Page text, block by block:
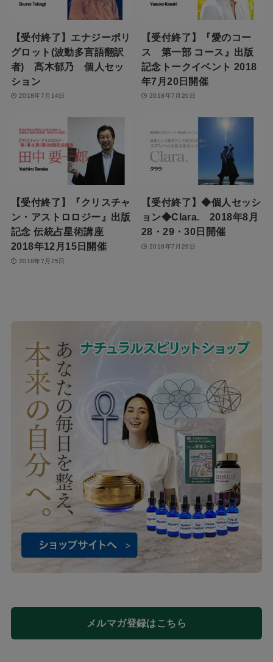
【受付終了】エナジーポリ
グロット(波動多言語翻訳
者) 髙木郁乃 個人セッ
ション
2018年7月14日
【受付終了】『愛のコー
ス 第一部 コース』出版
記念トークイベント 2018
年7月20日開催
2018年7月20日
【受付終了】『クリスチャ
ン・アストロロジー』出版
記念 伝統占星術講座
2018年12月15日開催
2018年7月25日
【受付終了】◆個人セッシ
ョン◆Clara. 2018年8月
28・29・30日開催
2018年7月26日
メルマガ登録はこちら